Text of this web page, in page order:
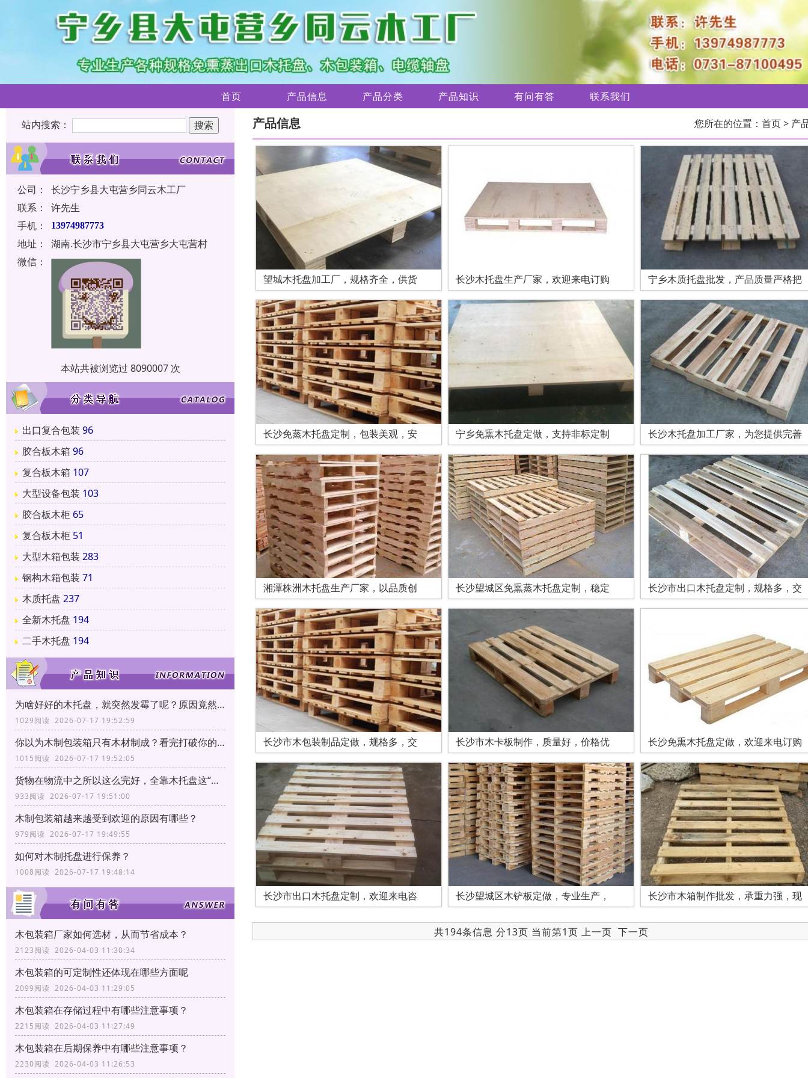
首页 产品信息 产品分类 产品知识 有问有答 联系我们
站内搜索：
公司：
长沙宁乡县大屯营乡同云木工厂
联系：
许先生
手机：
13974987773
地址：
湖南.长沙市宁乡县大屯营乡大屯营村
微信：
本站共被浏览过 8090007 次
出口复合包装 96
胶合板木箱 96
复合板木箱 107
大型设备包装 103
胶合板木柜 65
复合板木柜 51
大型木箱包装 283
钢构木箱包装 71
木质托盘 237
全新木托盘 194
二手木托盘 194
为啥好好的木托盘，就突然发霉了呢？原因竟然和它有关！
1029阅读 2026-07-17 19:52:59
你以为木制包装箱只有木材制成？看完打破你的固有印象！
1015阅读 2026-07-17 19:52:05
货物在物流中之所以这么完好，全靠木托盘这“三大功能”！
933阅读 2026-07-17 19:51:00
木制包装箱越来越受到欢迎的原因有哪些？
979阅读 2026-07-17 19:49:55
如何对木制托盘进行保养？
1008阅读 2026-07-17 19:48:14
木包装箱厂家如何选材，从而节省成本？
2123阅读 2026-04-03 11:30:34
木包装箱的可定制性还体现在哪些方面呢
2099阅读 2026-04-03 11:29:05
木包装箱在存储过程中有哪些注意事项？
2215阅读 2026-04-03 11:27:49
木包装箱在后期保养中有哪些注意事项？
2230阅读 2026-04-03 11:26:53
产品信息 您所在的位置： 首页> 产
望城木托盘加工厂，规格齐全，供货 长沙木托盘生产厂家，欢迎来电订购 宁乡木质托盘批发，产品质量严格把
长沙免蒸木托盘定制，包装美观，安 宁乡免熏木托盘定做，支持非标定制 长沙木托盘加工厂家，为您提供完善
湘潭株洲木托盘生产厂家，以品质创 长沙望城区免熏蒸木托盘定制，稳定 长沙市出口木托盘定制，规格多，交
长沙市木包装制品定做，规格多，交 长沙市木卡板制作，质量好，价格优 长沙免熏木托盘定做，欢迎来电订购
长沙市出口木托盘定制，欢迎来电咨 长沙望城区木铲板定做，专业生产， 长沙市木箱制作批发，承重力强，现
共194条信息 分13页 当前第1页 上一页 下一页